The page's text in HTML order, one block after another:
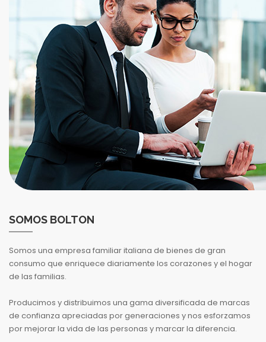
SOMOS BOLTON
Somos una empresa familiar italiana de bienes de gran
consumo que enriquece diariamente los corazones y el hogar
de las familias.
Producimos y distribuimos una gama diversificada de marcas
de confianza apreciadas por generaciones y nos esforzamos
por mejorar la vida de las personas y marcar la diferencia.